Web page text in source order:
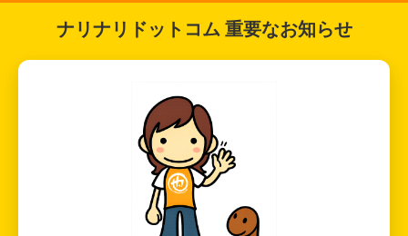
ナリナリドットコム 重要なお知らせ